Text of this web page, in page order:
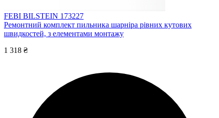
FEBI BILSTEIN 173227
Ремонтний комплект пильника шарніра рівних кутових
швидкостей, з елементами монтажу
1 318 ₴